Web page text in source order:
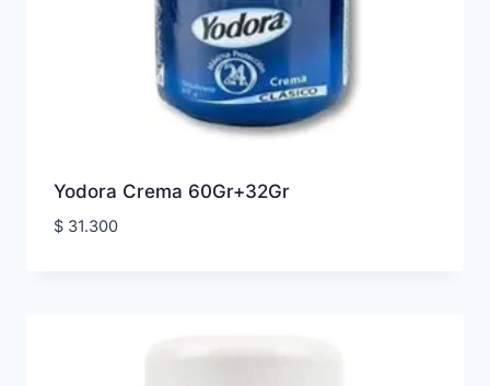
Yodora Crema 60Gr+32Gr
$31.300